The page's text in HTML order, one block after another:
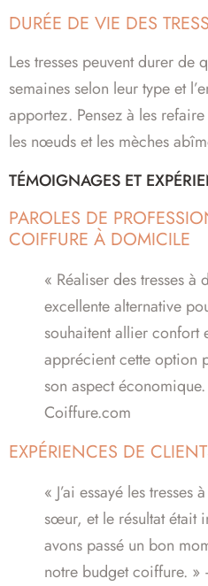
DURÉE DE VIE DES
Les tresses peuvent durer de
semaines selon leur type et
apportez. Pensez à les
les nœuds et les mèches
TÉMOIGNAGES ET
PAROLES DE
COIFFURE À DOMICILE
« Réaliser des tresses à
excellente alternative
souhaitent allier confort
apprécient cette option
son aspect
Coiffure.com
EXPÉRIENCES DE
« J’ai essayé les
sœur, et le résultat était
avons passé un bon
notre budget coiffure. »